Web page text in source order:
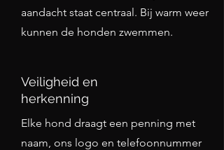
aandacht staat centraal. Bij warm weer
kunnen de honden zwemmen.
Veiligheid en
herkenning
Elke hond draagt een penning met
naam, ons logo en telefoonnummer